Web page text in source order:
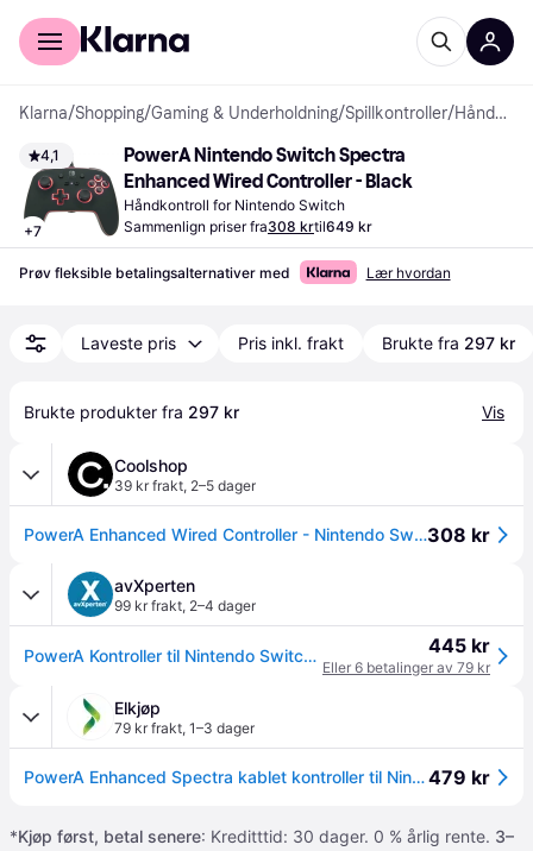
For kunder
Klarna/Shopping/Gaming & Underholdning/Spillkontroller/ Håndkontroller
4,1
+7
PowerA Nintendo Switch Spectra
Enhanced Wired Controller - Black
Håndkontroll for Nintendo Switch
Sammenlign priser fra308 krtil649 kr
Prøv fleksible betalingsalternativer med Lær hvordan
Laveste pris Pris inkl. frakt Brukte fra 297 kr
Brukte produkter fra 297 kr Vis
Coolshop
39 kr frakt, 2–5 dager
PowerA Enhanced Wired Controller - Nintendo Switch Spectra - Black308 kr
avXperten
99 kr frakt, 2–4 dager
PowerA Kontroller til Nintendo Switch - Spectra 445 kr
Eller 6 betalinger av 79 kr
Elkjøp
79 kr frakt, 1–3 dager
PowerA Enhanced Spectra kablet kontroller til Nintendo Switch (sort)479 kr
*Kjøp først, betal senere: Kreditttid: 30 dager. 0 % årlig rente. 3–